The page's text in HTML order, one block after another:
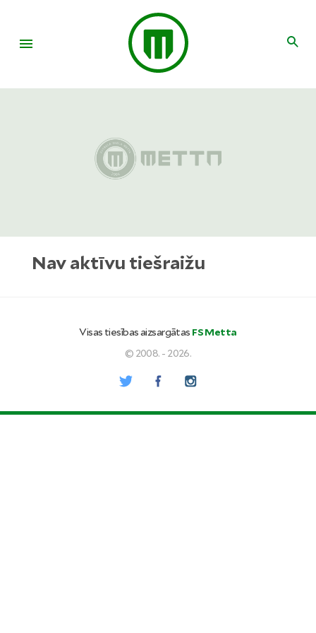
Nav aktīvu tiešraižu
Visas tiesības aizsargātas FS Metta
© 2008. - 2026.